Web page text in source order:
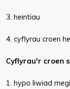
3. heintiau
4. cyflyrau croen
Cyflyrau'r croen
1. hypo liwiad